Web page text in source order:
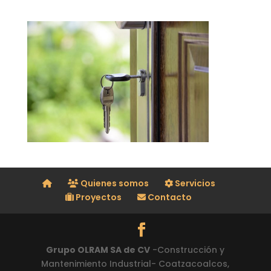
Quienes somos
Servicios
Proyectos
Contacto
Grupo OLRAM SA de CV -Construcción y
Mantenimiento Industrial- Coatzacoalcos,